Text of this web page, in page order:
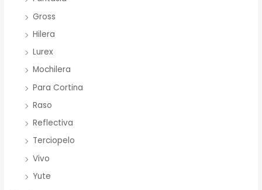
Gross
Hilera
Lurex
Mochilera
Para Cortina
Raso
Reflectiva
Terciopelo
Vivo
Yute